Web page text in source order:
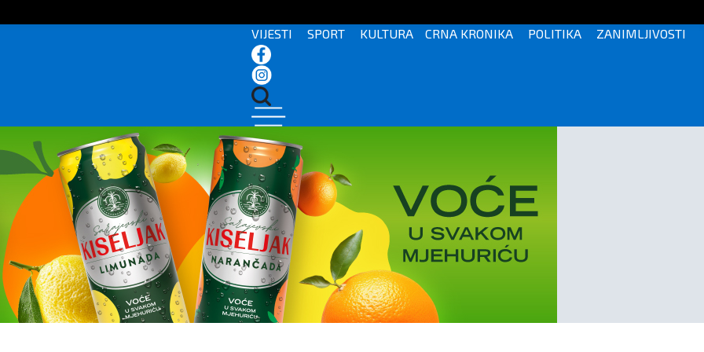
VIJESTI SPORT KULTURA CRNA KRONIKA POLITIKA ZANIMLJIVOSTI